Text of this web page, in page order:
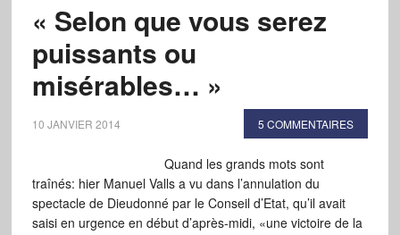
« Selon que vous serez
puissants ou
misérables… »
10 JANVIER 2014 5 COMMENTAIRES
Quand les grands mots sont
traînés: hier Manuel Valls a vu dans l’annulation du
spectacle de Dieudonné par le Conseil d’Etat, qu’il avait
saisi en urgence en début d’après-midi, «une victoire de la